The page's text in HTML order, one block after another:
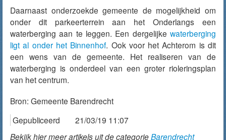
Daarnaast onderzoekde gemeente de mogelijkheid om
onder dit parkeerterrein aan het Onderlangs een
waterberging aan te leggen. Een dergelijke waterberging
ligt al onder het Binnenhof. Ook voor het Achterom is dit
een wens van de gemeente. Het realiseren van de
waterberging is onderdeel van een groter rioleringsplan
van het centrum.
Bron: Gemeente Barendrecht
Gepubliceerd
21/03/19 11:07
Bekijk hier meer artikels uit de categorieBarendrecht